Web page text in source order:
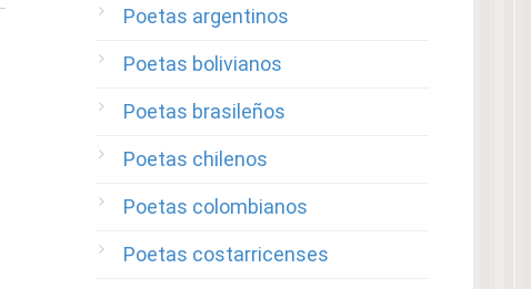
Poetas argentinos
Poetas bolivianos
Poetas brasileños
Poetas chilenos
Poetas colombianos
Poetas costarricenses